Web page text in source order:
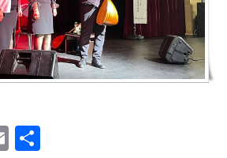
Email